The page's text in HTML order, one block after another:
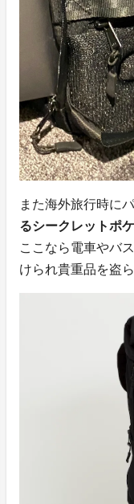
また海外旅行時に
るシークレットポ
ここなら電車やバ
けられ貴重品を盗